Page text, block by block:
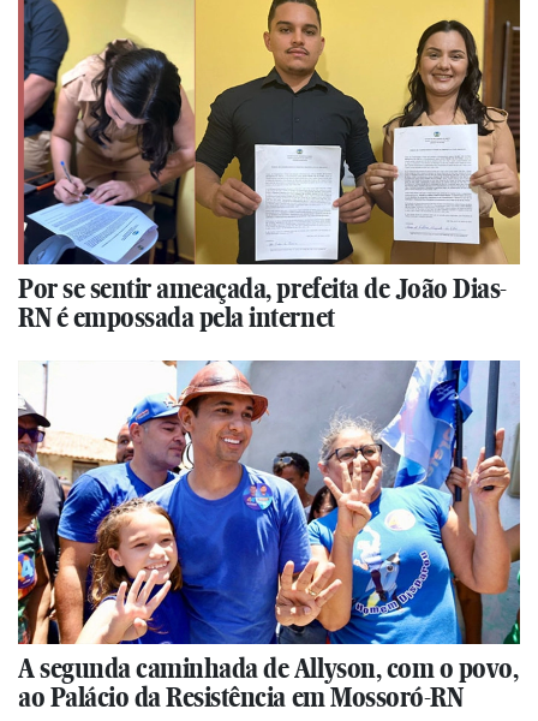
Por se sentir ameaçada, prefeita de João Dias-
RN é empossada pela internet
A segunda caminhada de Allyson, com o povo,
ao Palácio da Resistência em Mossoró-RN